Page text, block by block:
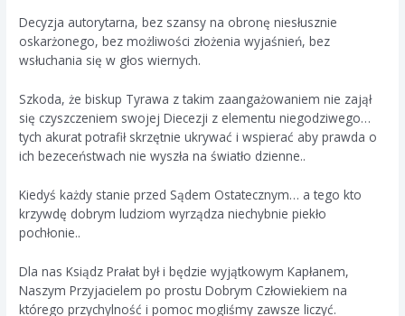
Decyzja autorytarna, bez szansy na obronę niesłusznie
oskarżonego, bez możliwości złożenia wyjaśnień, bez
wsłuchania się w głos wiernych.
Szkoda, że biskup Tyrawa z takim zaangażowaniem nie zajął
się czyszczeniem swojej Diecezji z elementu niegodziwego…
tych akurat potrafił skrzętnie ukrywać i wspierać aby prawda o
ich bezeceństwach nie wyszła na światło dzienne..
Kiedyś każdy stanie przed Sądem Ostatecznym… a tego kto
krzywdę dobrym ludziom wyrządza niechybnie piekło
pochłonie..
Dla nas Ksiądz Prałat był i będzie wyjątkowym Kapłanem,
Naszym Przyjacielem po prostu Dobrym Człowiekiem na
którego przychylność i pomoc mogliśmy zawsze liczyć.